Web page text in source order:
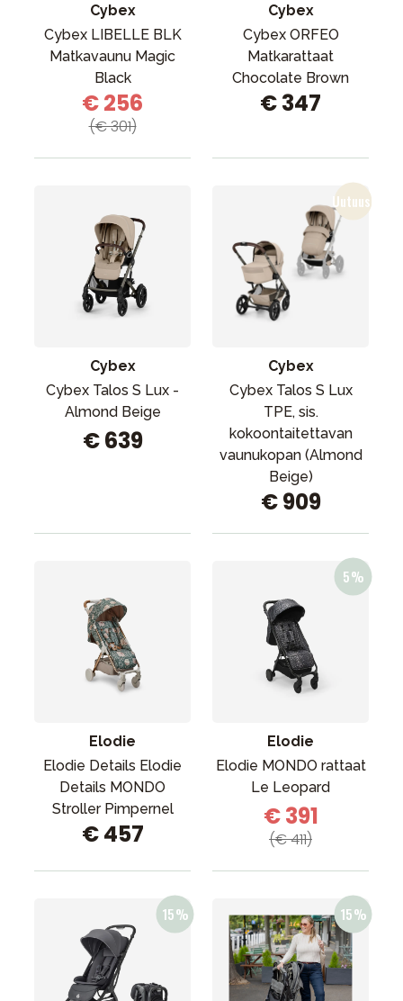
Cybex
Cybex LIBELLE BLK
Matkavaunu Magic
Black
€ 256
(€ 301)
Cybex
Cybex ORFEO
Matkarattaat
Chocolate Brown
€ 347
Cybex
Cybex Talos S Lux -
Almond Beige
€ 639
Cybex
Cybex Talos S Lux
TPE, sis.
kokoontaitettavan
vaunukopan (Almond
Beige)
€ 909
Elodie
Elodie Details Elodie
Details MONDO
Stroller Pimpernel
€ 457
Elodie
Elodie MONDO rattaat
Le Leopard
€ 391
(€ 411)